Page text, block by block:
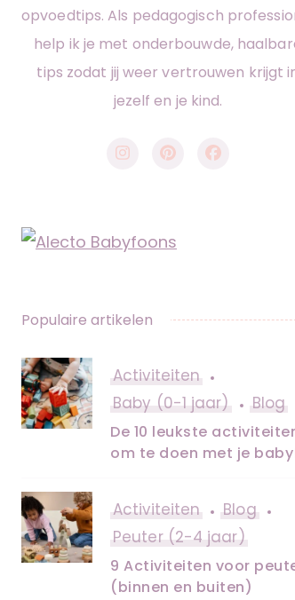
opvoedtips. Als pedagogisch
help ik je met onderbouwde,
tips zodat jij weer vertrouwen krijgt
jezelf en je kind.
Populaire artikelen
Activiteiten
Baby (0-1 jaar)
Blog
De 10 leukste
om te doen met je
Activiteiten
Blog
Peuter (2-4 jaar)
9 Activiteiten voor
(binnen en buiten)